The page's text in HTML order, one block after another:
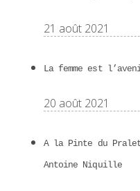
21 août 2021
La femme est
20 août 2021
A la Pinte du
Antoine Niquille